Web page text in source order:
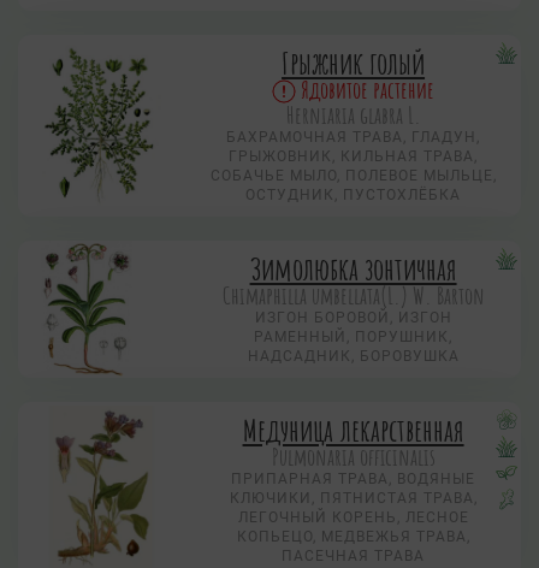
Грыжник голый
Ядовитое растение
Herniaria glabra L.
БАХРАМОЧНАЯ ТРАВА, ГЛАДУН,
ГРЫЖОВНИК, КИЛЬНАЯ ТРАВА,
СОБАЧЬЕ МЫЛО, ПОЛЕВОЕ МЫЛЬЦЕ,
ОСТУДНИК, ПУСТОХЛЁБКА
Зимолюбка зонтичная
Chimaphilla umbellata(L.) W. Barton
ИЗГОН БОРОВОЙ, ИЗГОН
РАМЕННЫЙ, ПОРУШНИК,
НАДСАДНИК, БОРОВУШКА
Медуница лекарственная
Pulmonaria officinalis
ПРИПАРНАЯ ТРАВА, ВОДЯНЫЕ
КЛЮЧИКИ, ПЯТНИСТАЯ ТРАВА,
ЛЕГОЧНЫЙ КОРЕНЬ, ЛЕСНОЕ
КОПЬЕЦО, МЕДВЕЖЬЯ ТРАВА,
ПАСЕЧНАЯ ТРАВА